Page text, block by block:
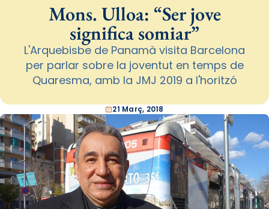
Mons. Ulloa: “Ser jove
significa somiar”
L'Arquebisbe de Panamà visita Barcelona
per parlar sobre la joventut en temps de
Quaresma, amb la JMJ 2019 a l'horitzó
21 Març, 2018